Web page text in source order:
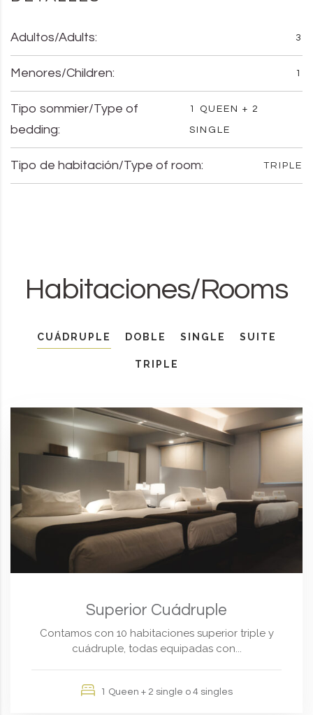
Adultos/Adults: 3
Menores/Children: 1
Tipo sommier/Type of
bedding:
1 QUEEN + 2
SINGLE
Tipo de habitación/Type of room: TRIPLE
Habitaciones/Rooms
CUÁDRUPLE DOBLE SINGLE SUITE
TRIPLE
Superior Cuádruple
Contamos con 10 habitaciones superior triple y
cuádruple, todas equipadas con...
1 Queen + 2 single o 4 singles